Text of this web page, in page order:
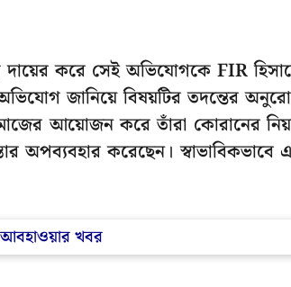
দায়ের করে সেই অভিযোগকে FIR
জানিয়ে বিষয়টির তদন্তের
আয়োজন করে তাঁরা কোরানের
অপব্যবহার করেছেন। স্বাভাবিকভাবে
আবহাওয়ার খবর